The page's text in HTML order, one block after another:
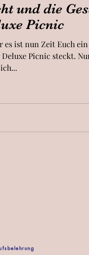
und die
Picnic
es ist nun Zeit Euch
Picnic steckt.